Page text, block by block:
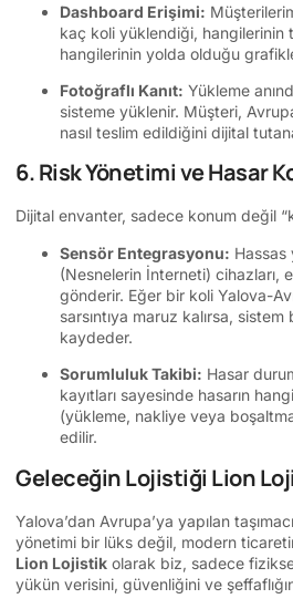
Dashboard Erişimi:
kaç koli yüklendiği, hangilerinin
hangilerinin yolda olduğu
Fotoğraflı Kanıt: Yükleme
sisteme yüklenir. Müşteri,
nasıl teslim edildiğini dijital
6. Risk Yönetimi ve Hasar
Dijital envanter, sadece konum değil
Sensör Entegrasyonu: Hassas
(Nesnelerin İnterneti) cihazları,
gönderir. Eğer bir koli Yalova-
sarsıntıya maruz kalırsa, sistem
kaydeder.
Sorumluluk Takibi: Hasar
kayıtları sayesinde hasarın
(yükleme, nakliye veya
edilir.
Geleceğin Lojistiği Lion
Yalova’dan Avrupa’ya yapılan
yönetimi bir lüks değil, modern
Lion Lojistik olarak biz, sadece
yükün verisini, güvenliğini ve